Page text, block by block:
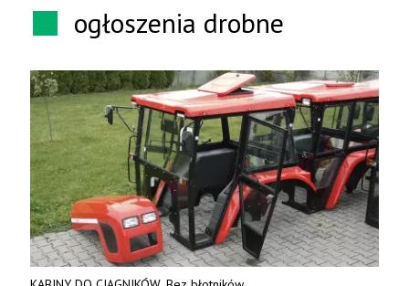
ogłoszenia drobne